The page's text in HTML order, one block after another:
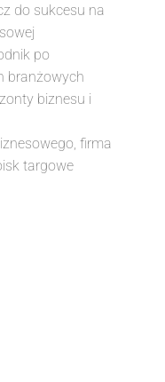
do sukcesu na
po
branżowych
biznesu i
firma
targowe